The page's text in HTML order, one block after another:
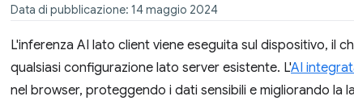
Data di pubblicazione: 14 maggio 2024
L'inferenza AI lato client viene eseguita sul dispositivo, il
qualsiasi configurazione lato server esistente. L'AI
nel browser, proteggendo i dati sensibili e migliorando la